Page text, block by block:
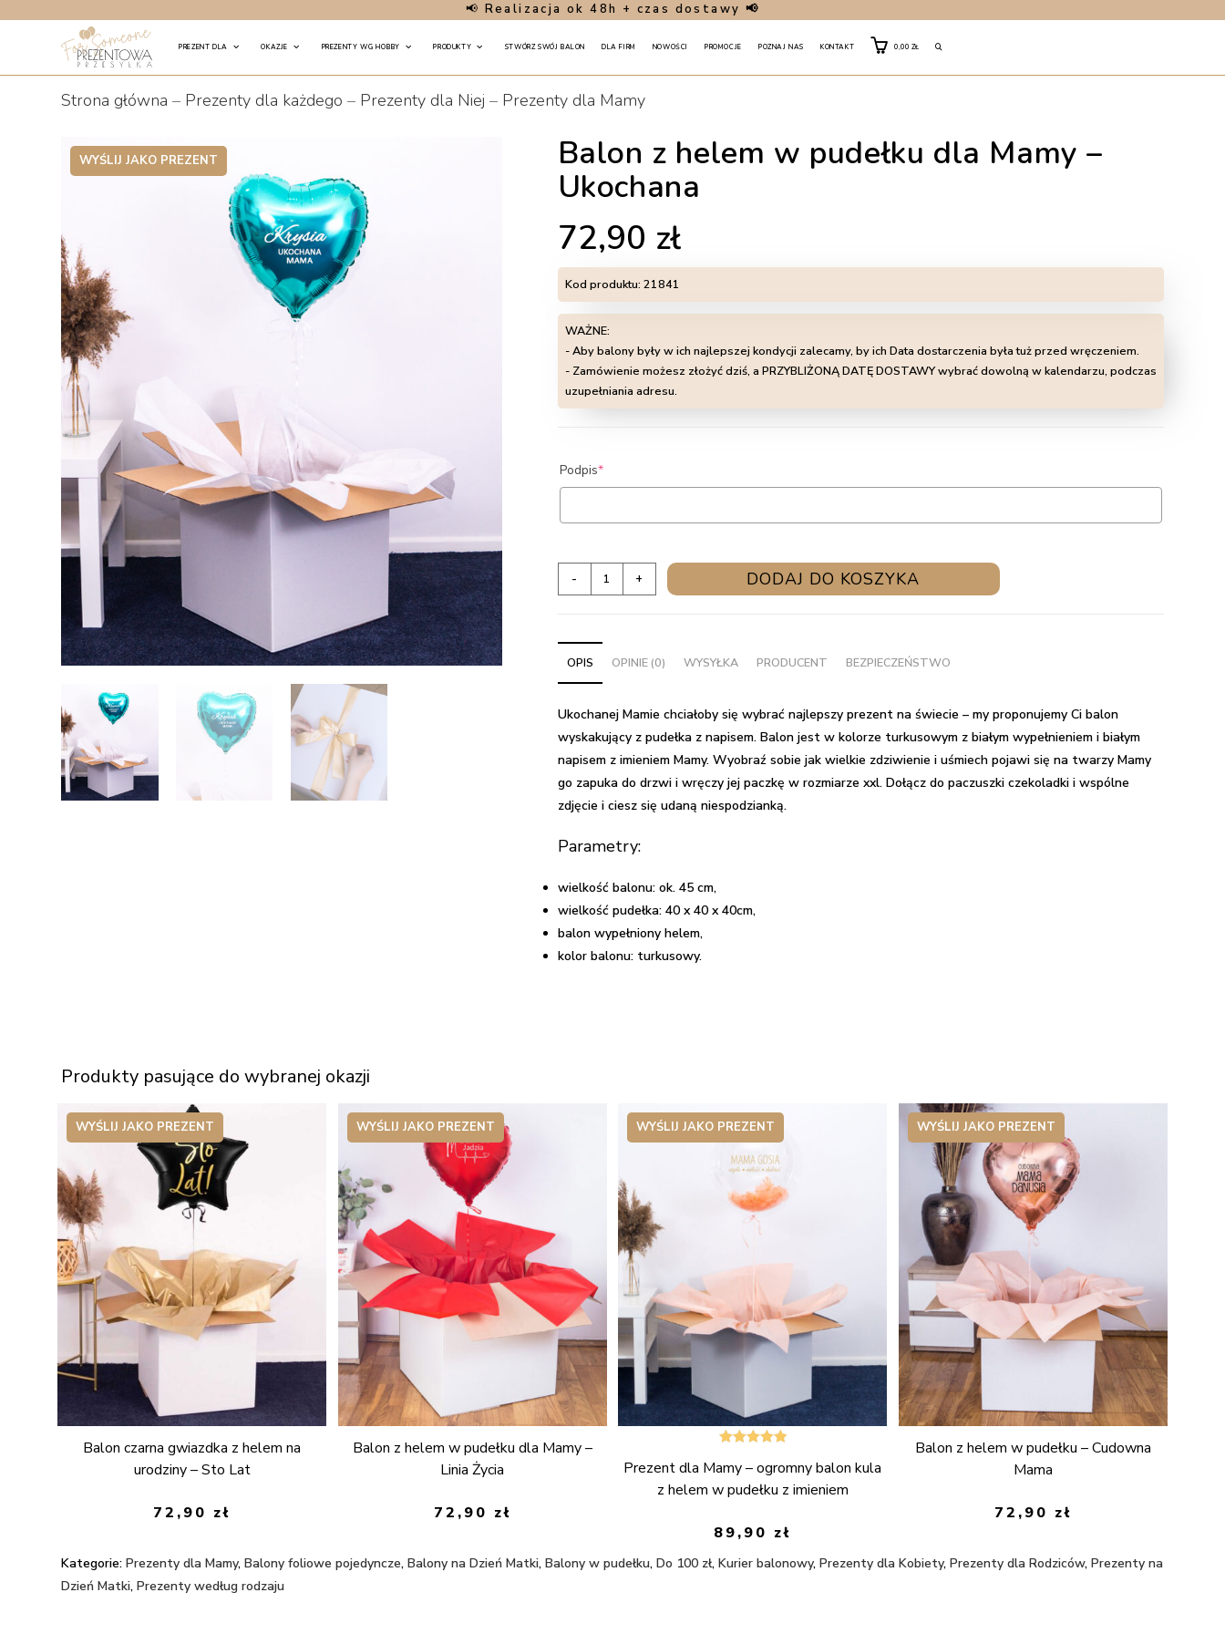
📢 Realizacja ok 48h + czas dostawy 📢
PREZENT DLA OKAZJE PREZENTY WG HOBBY PRODUKTY STWÓRZ SWÓJ BALON DLA FIRM NOWOŚCI PROMOCJE POZNAJ NAS KONTAKT 0,00ZŁ TOGGLE
SEARCH
Strona główna – Prezenty dla każdego – Prezenty dla Niej – Prezenty dla Mamy
WYŚLIJ JAKO PREZENT
Balon z helem w pudełku dla Mamy –
Ukochana
72,90 zł
Kod produktu: 21841
WAŻNE:
- Aby balony były w ich najlepszej kondycji zalecamy, by ich Data dostarczenia była tuż przed wręczeniem.
- Zamówienie możesz złożyć dziś, a PRZYBLIŻONĄ DATĘ DOSTAWY wybrać dowolną w kalendarzu, podczas
uzupełniania adresu.
Podpis*(required)
Balon
helem
w
pudełku
dla
Mamy
-
Ukochana
- + DODAJ DO KOSZYKA
OPIS OPINIE (0) WYSYŁKA PRODUCENT BEZPIECZEŃSTWO
Ukochanej Mamie chciałoby się wybrać najlepszy prezent na świecie – my proponujemy Cibalon
wyskakujący z pudełka z napisem. Balon jest w kolorze turkusowym z białym wypełnieniem i białym
napisem z imieniem Mamy. Wyobraź sobie jak wielkie zdziwienie i uśmiech pojawi się na twarzy Mamy
go zapuka do drzwi i wręczy jej paczkę w rozmiarze xxl. Dołącz do paczuszki czekoladki i wspólne
zdjęcie i ciesz się udaną niespodzianką.
Parametry:
wielkość balonu: ok. 45 cm,
wielkość pudełka: 40 x 40 x 40cm,
balon wypełniony helem,
kolor balonu: turkusowy.
Produkty pasujące do wybranej okazji
WYŚLIJ JAKO PREZENT
Balon czarna gwiazdka z helem na
urodziny – Sto Lat
72,90 zł
WYŚLIJ JAKO PREZENT
Balon z helem w pudełku dla Mamy –
Linia Życia
72,90 zł
WYŚLIJ JAKO PREZENT
5.00
na 5
Prezent dla Mamy – ogromny balon kula
z helem w pudełku z imieniem
89,90 zł
WYŚLIJ JAKO PREZENT
Balon z helem w pudełku – Cudowna
Mama
72,90 zł
Kategorie: Prezenty dla Mamy,Balony foliowe pojedyncze,Balony na Dzień Matki,Balony w pudełku,Do 100 zł,Kurier balonowy,Prezenty dla Kobiety,Prezenty dla Rodziców,Prezenty na
Dzień Matki,Prezenty według rodzaju